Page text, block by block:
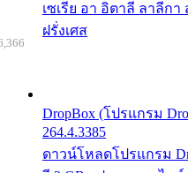
เซเรีย อา อิตาลี ลาลีกา
ฝรั่งเศส
DropBox (โปรแกรม
264.4.3385
ดาวน์โหลดโปรแกรม